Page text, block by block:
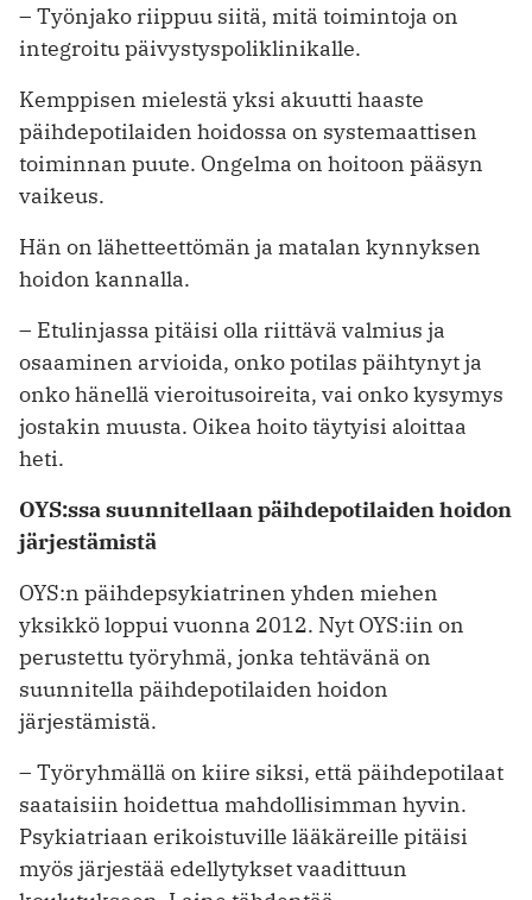
– Työnjako riippuu siitä, mitä toimintoja on
integroitu päivystyspoliklinikalle.
Kemppisen mielestä yksi akuutti haaste
päihdepotilaiden hoidossa on systemaattisen
toiminnan puute. Ongelma on hoitoon pääsyn
vaikeus.
Hän on lähetteettömän ja matalan kynnyksen
hoidon kannalla.
– Etulinjassa pitäisi olla riittävä ­valmius ja
osaaminen arvioida, onko ­potilas päihtynyt ja
onko hänellä vieroitusoireita, vai onko kysymys
jostakin muusta. Oikea hoito täytyisi aloittaa
heti.
OYS:ssa suunnitellaan päihdepotilaiden hoidon
järjestämistä
OYS:n päihdepsykiatrinen yhden miehen
yksikkö loppui vuonna 2012. Nyt OYS:iin on
perustettu työryhmä, jonka tehtävänä on
suunnitella päihdepotilaiden hoidon
järjestämistä.
– Työryhmällä on kiire siksi, että päihdepotilaat
saataisiin hoidettua mahdollisimman hyvin.
Psykiatriaan erikoistuville lääkäreille pitäisi
myös järjestää edellytykset vaadittuun